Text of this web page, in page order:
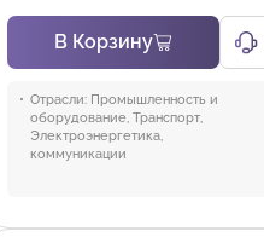
В Корзину
Отрасли: Промышленность и
оборудование, Транспорт,
Электроэнергетика,
коммуникации